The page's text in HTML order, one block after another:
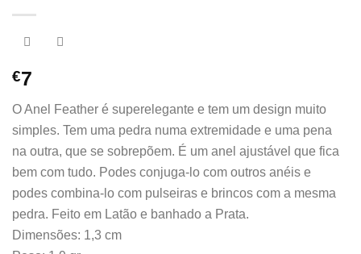
€7
O Anel Feather é superelegante e tem um design muito
simples. Tem uma pedra numa extremidade e uma pena
na outra, que se sobrepõem. É um anel ajustável que fica
bem com tudo. Podes conjuga-lo com outros anéis e
podes combina-lo com pulseiras e brincos com a mesma
pedra. Feito em Latão e banhado a Prata.
Dimensões: 1,3 cm